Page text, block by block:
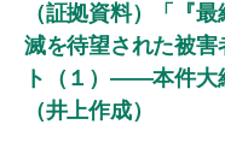
（証拠資料）「『
滅を待望された被
ト（１）――本件大
（井上作成）